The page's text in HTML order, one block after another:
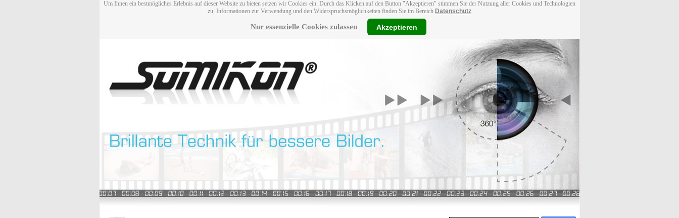
Um Ihnen ein bestmögliches Erlebnis auf dieser Website zu bieten setzen wir Cookies ein. Durch das Klicken auf den Button "Akzeptieren" stimmen Sie der Nutzung aller Cookies und Technologien
zu. Informationen zur Verwendung und den Widerspruchsmöglichkeiten finden Sie im Bereich Datenschutz
Nur essenzielle Cookies zulassen Akzeptieren